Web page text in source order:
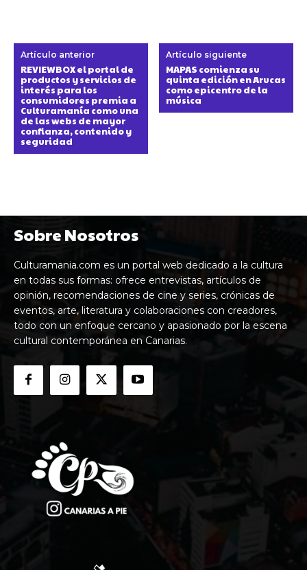
Artículo anterior
REVIEWBOX el portal de
productos y servicios de
interés para los
consumidores premia a
Culturamanía como una
de las webs de mayor
confianza, contenido y
seguridad
Artículo siguiente
MAPAS comienza su
quinta edición en Arucas
como epicentro de la
música
Sobre Nosotros
Culturamania.com es un portal web dedicado a la cultura
en todas sus formas: ofrece entrevistas, artículos de
opinión, recomendaciones de cine y series, crónicas de
eventos, arte, literatura y colaboraciones con creadores,
todo con un enfoque cercano y apasionado por la escena
cultural contemporánea en Canarias.